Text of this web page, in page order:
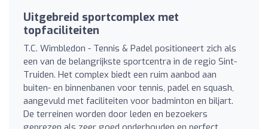
Uitgebreid sportcomplex met
topfaciliteiten
T.C. Wimbledon - Tennis & Padel positioneert zich als
een van de belangrijkste sportcentra in de regio Sint-
Truiden. Het complex biedt een ruim aanbod aan
buiten- en binnenbanen voor tennis, padel en squash,
aangevuld met faciliteiten voor badminton en biljart.
De terreinen worden door leden en bezoekers